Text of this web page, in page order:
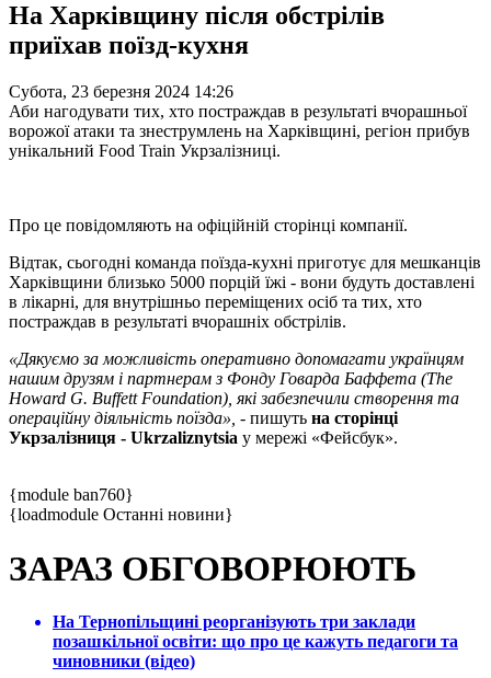
На Харківщину після обстрілів
приїхав поїзд-кухня
Субота, 23 березня 2024 14:26
Аби нагодувати тих, хто постраждав в результаті вчорашньої
ворожої атаки та знеструмлень на Харківщині, регіон прибув
унікальний Food Train Укрзалізниці.
Про це повідомляють на офіційній сторінці компанії.
Відтак, сьогодні команда поїзда-кухні приготує для мешканців
Харківщини близько 5000 порцій їжі - вони будуть доставлені
в лікарні, для внутрішньо переміщених осіб та тих, хто
постраждав в результаті вчорашніх обстрілів.
«Дякуємо за можливість оперативно допомагати українцям
нашим друзям і партнерам з Фонду Говарда Баффета (The
Howard G. Buffett Foundation), які забезпечили створення та
операційну діяльність поїзда», - пишуть на сторінці
Укрзалізниця - Ukrzaliznytsia у мережі «Фейсбук».
{module ban760}
{loadmodule Останні новини}
ЗАРАЗ ОБГОВОРЮЮТЬ
На Тернопільщині реорганізують три заклади
позашкільної освіти: що про це кажуть педагоги та
чиновники (відео)